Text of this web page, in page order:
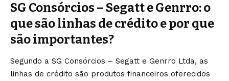
SG Consórcios – Segatt e Genrro: o
que são linhas de crédito e por que
são importantes?
Segundo a SG Consórcios – Segatt e Genrro Ltda, as
linhas de crédito são produtos financeiros oferecidos